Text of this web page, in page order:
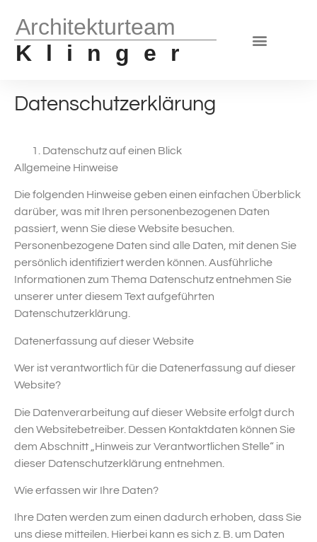
Architekturteam
Klinger
Datenschutzerklärung
Datenschutz auf einen Blick
Allgemeine Hinweise
Die folgenden Hinweise geben einen einfachen Überblick
darüber, was mit Ihren personenbezogenen Daten
passiert, wenn Sie diese Website besuchen.
Personenbezogene Daten sind alle Daten, mit denen Sie
persönlich identifiziert werden können. Ausführliche
Informationen zum Thema Datenschutz entnehmen Sie
unserer unter diesem Text aufgeführten
Datenschutzerklärung.
Datenerfassung auf dieser Website
Wer ist verantwortlich für die Datenerfassung auf dieser
Website?
Die Datenverarbeitung auf dieser Website erfolgt durch
den Websitebetreiber. Dessen Kontaktdaten können Sie
dem Abschnitt „Hinweis zur Verantwortlichen Stelle“ in
dieser Datenschutzerklärung entnehmen.
Wie erfassen wir Ihre Daten?
Ihre Daten werden zum einen dadurch erhoben, dass Sie
uns diese mitteilen. Hierbei kann es sich z. B. um Daten